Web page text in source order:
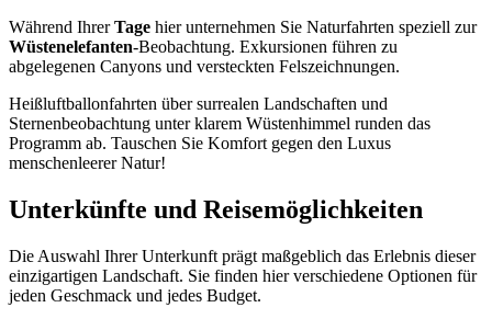
Während IhrerTage hier unternehmen Sie Naturfahrten speziell zur
Wüstenelefanten-Beobachtung. Exkursionen führen zu
abgelegenen Canyons und versteckten Felszeichnungen.
Heißluftballonfahrten über surrealen Landschaften und
Sternenbeobachtung unter klarem Wüstenhimmel runden das
Programm ab. Tauschen Sie Komfort gegen den Luxus
menschenleerer Natur!
Unterkünfte und Reisemöglichkeiten
Die Auswahl Ihrer Unterkunft prägt maßgeblich das Erlebnis dieser
einzigartigen Landschaft. Sie finden hier verschiedene Optionen für
jeden Geschmack und jedes Budget.